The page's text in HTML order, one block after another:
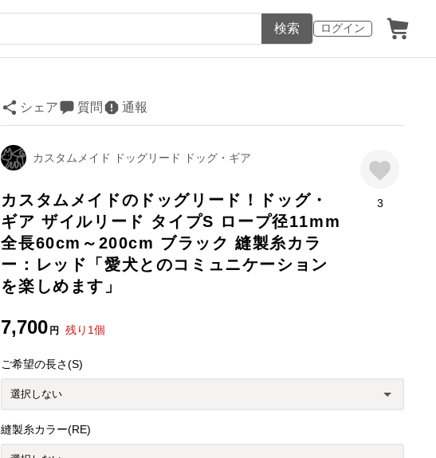
ログイン
検索
シェア 質問 通報
カスタムメイド ドッグリード ドッグ・ギア
カスタムメイドのドッグリード！ドッグ・
ギア ザイルリード タイプS ロープ径11mm
全長60cm～200cm ブラック 縫製糸カラ
ー：レッド「愛犬とのコミュニケーション
を楽しめます」
7,700 円 残り 1個
3
ご希望の長さ(S)
縫製糸カラー(RE)